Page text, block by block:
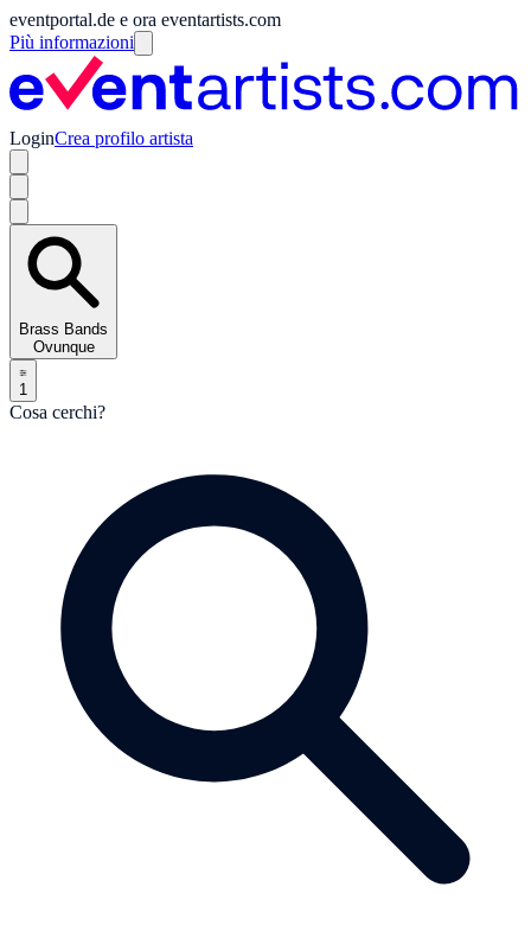
eventportal.de e ora eventartists.com
Più informazioni
LoginCrea profilo artista
Brass Bands
Ovunque
1
Cosa cerchi?